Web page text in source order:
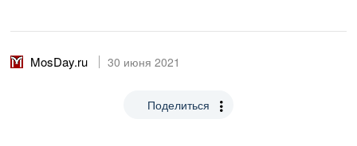
MosDay.ru 30 июня 2021
Поделиться